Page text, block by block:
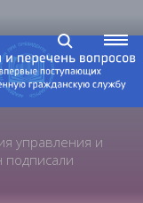
управления и
подписали